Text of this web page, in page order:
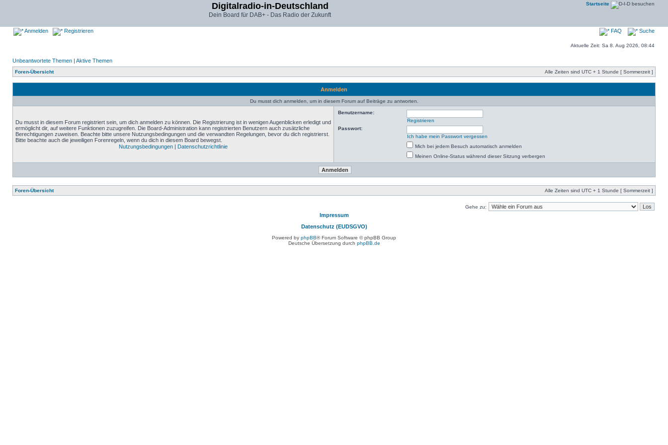
Digitalradio-in-Deutschland
Dein Board für DAB+ - Das Radio der Zukunft
Startseite
Anmelden Registrieren FAQ Suche
Aktuelle Zeit: Sa 8. Aug 2026, 08:44
Unbeantwortete Themen | Aktive Themen
Foren-Übersicht Alle Zeiten sind UTC + 1 Stunde [ Sommerzeit ]
Anmelden
Du musst dich anmelden, um in diesem Forum auf Beiträge zu antworten.
Du musst in diesem Forum registriert sein, um dich anmelden zu können. Die Registrierung ist in wenigen Augenblicken erledigt und
ermöglicht dir, auf weitere Funktionen zuzugreifen. Die Board-Administration kann registrierten Benutzern auch zusätzliche
Berechtigungen zuweisen. Beachte bitte unsere Nutzungsbedingungen und die verwandten Regelungen, bevor du dich registrierst.
Bitte beachte auch die jeweiligen Forenregeln, wenn du dich in diesem Board bewegst.
Nutzungsbedingungen | Datenschutzrichtlinie
Benutzername:
Registrieren
Passwort:
Ich habe mein Passwort vergessen
Mich bei jedem Besuch automatisch anmelden
Meinen Online-Status während dieser Sitzung verbergen
Foren-Übersicht Alle Zeiten sind UTC + 1 Stunde [ Sommerzeit ]
Gehe zu:
Impressum
Datenschutz (EUDSGVO)
Powered by phpBB® Forum Software © phpBB Group
Deutsche Übersetzung durch phpBB.de